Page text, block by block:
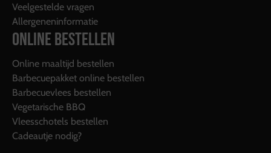
Veelgestelde vragen
Allergeneninformatie
ONLINE BESTELLEN
Online maaltijd bestellen
Barbecuepakket online bestellen
Barbecuevlees bestellen
Vegetarische BBQ
Vleesschotels bestellen
Cadeautje nodig?